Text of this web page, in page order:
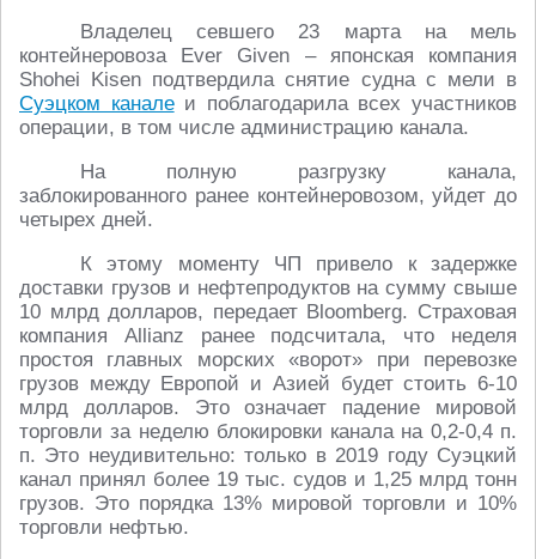
Владелец севшего 23 марта на мель
контейнеровоза Ever Given – японская компания
Shohei Kisen подтвердила снятие судна с мели в
Суэцком каналеи поблагодарила всех участников
операции, в том числе администрацию канала.
На полную разгрузку канала,
заблокированного ранее контейнеровозом, уйдет до
четырех дней.
К этому моменту ЧП привело к задержке
доставки грузов и нефтепродуктов на сумму свыше
10 млрд долларов, передает Bloomberg. Страховая
компания Allianz ранее подсчитала, что неделя
простоя главных морских «ворот» при перевозке
грузов между Европой и Азией будет стоить 6-10
млрд долларов. Это означает падение мировой
торговли за неделю блокировки канала на 0,2-0,4 п.
п. Это неудивительно: только в 2019 году Суэцкий
канал принял более 19 тыс. судов и 1,25 млрд тонн
грузов. Это порядка 13% мировой торговли и 10%
торговли нефтью.